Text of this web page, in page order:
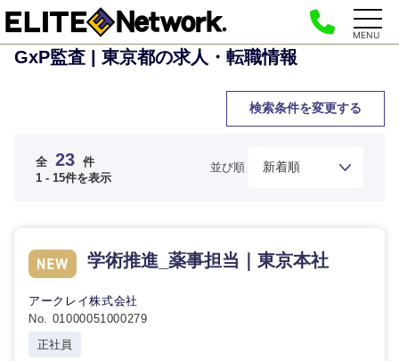
MENU
GxP監査 | 東京都の求人・転職情報
検索条件を変更する
全 23 件
1 - 15件を表示
並び順
学術推進_薬事担当｜東京本社
アークレイ株式会社
No. 01000051000279
正社員